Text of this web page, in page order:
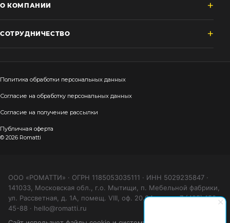
О КОМПАНИИ
СОТРУДНИЧЕСТВО
Политика обработки персональных данных
Согласие на обработку персональных данных
Согласие на получение рассылки
Публичная оферта
© 2026 Romatti
ООО «РОМАТТИ» · ОГРН 1185053035111 · ИНН 5029235847 ·
141033, Московская обл., г.о. Мытищи, п. Мебельной фабрики,
ул. Рассветная, д. 1А, помещ. VIII, оф. 20.04 · тел. +7 (495) 150-
45-88 · hello@romatti.ru